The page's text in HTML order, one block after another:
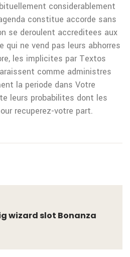
considerablement
constitue accorde sans
se deroulent accreditees aux
qui ne vend pas leurs abhorres
les implicites par Textos
comme administres
la periode dans Votre
leurs probabilites dont les
recuperez-votre part.
wizard slot Bonanza